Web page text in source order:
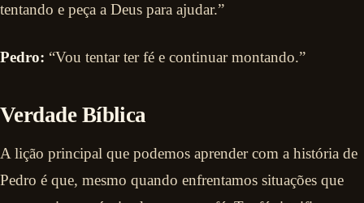
tentando e peça a Deus para ajudar.”
Pedro: “Vou tentar ter fé e continuar montando.”
Verdade Bíblica
A lição principal que podemos aprender com a história de
Pedro é que, mesmo quando enfrentamos situações que